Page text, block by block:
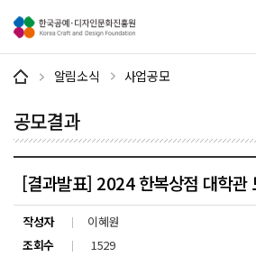
알림소식 사업공모
공모결과
[결과발표] 2024 한복상점 대학관
작성자
이혜원
조회수
1529